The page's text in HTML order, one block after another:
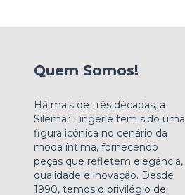
Quem Somos!
Há mais de três décadas, a
Silemar Lingerie tem sido uma
figura icônica no cenário da
moda íntima, fornecendo
peças que refletem elegância,
qualidade e inovação. Desde
1990, temos o privilégio de